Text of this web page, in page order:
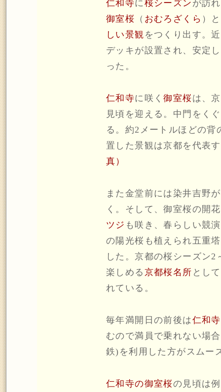
仁和寺に桜シーズン が訪
御室桜 （ おむろざくら ）
しい景観 をつくり出す。
デッキが設置され、安定
った。
仁和寺に咲く御室桜は、
見頃を迎える。中門をく
る。約2メートルほどの背
置した景観は京都を代表
真）
また金堂前には染井吉野
く。そして、御室桜の開
ツジ も咲き、春らしい競
の陽光桜も植えられ五重
した。京都の桜シーズン
楽しめる 京都桜名所 とし
れている。
毎年満開日の前後は仁和寺
むので満員で乗れない場
鉄)を利用した方がスムー
仁和寺の御室桜の見頃は